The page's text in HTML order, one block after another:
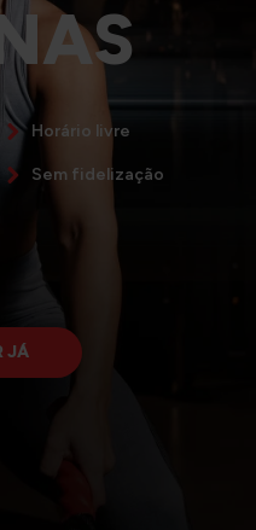
Horário livre
Sem fidelização
JÁ